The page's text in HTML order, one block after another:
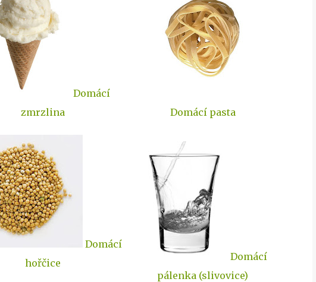
Domácí
zmrzlina
Domácí pasta
Domácí
hořčice
Domácí
pálenka (slivovice)